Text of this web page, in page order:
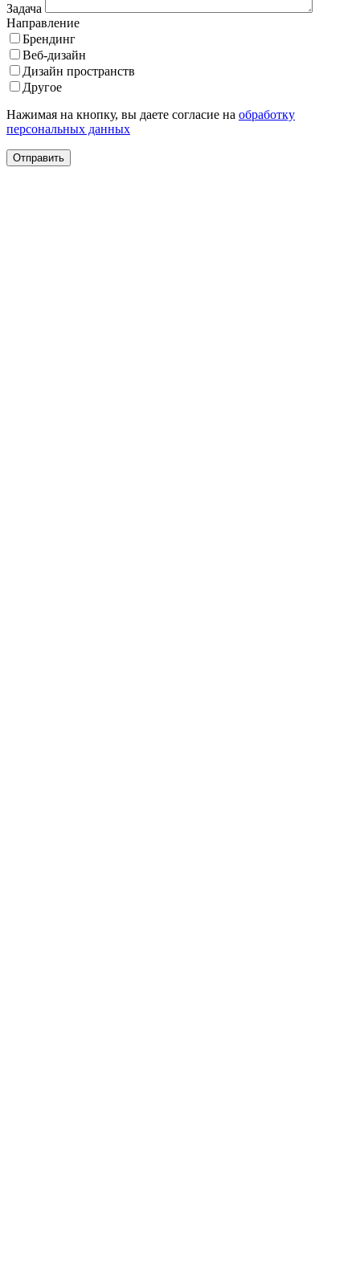
Задача
Направление
Брендинг
Веб-дизайн
Дизайн пространств
Другое
Нажимая на кнопку, вы даете согласие на обработку
персональных данных